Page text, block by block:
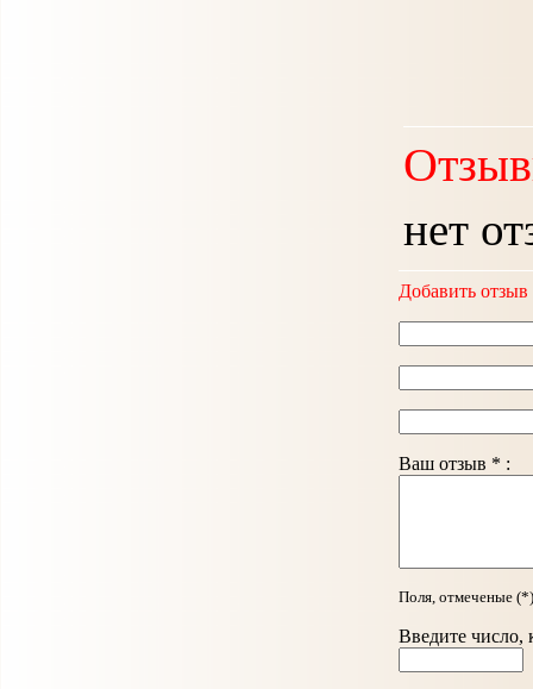
нет
Добавить отзыв
Ваш отзыв * :
Поля, отмеченые
Введите число,